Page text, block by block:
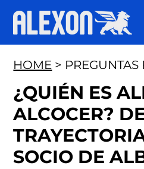
HOME > PREGUNTAS
¿QUIÉN ES
ALCOCER?
SOCIO DE